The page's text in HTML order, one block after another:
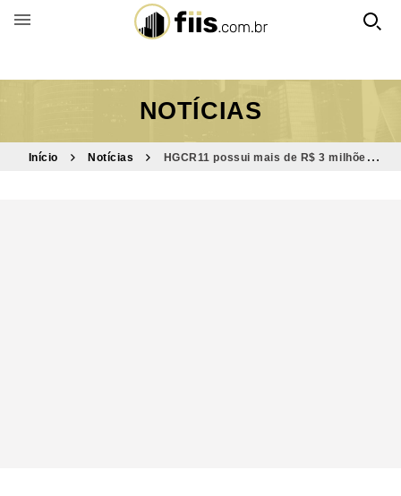
BUSCAR POR FUNDO
NOTÍCIAS
Início Notícias
HGCR11 possui mais de R$ 3 milhões